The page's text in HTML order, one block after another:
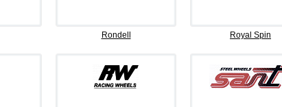
Rondell Royal Spin